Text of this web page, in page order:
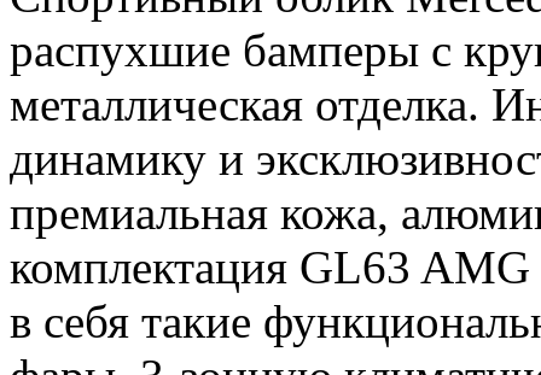
распухшие бамперы с
металлическая отделка.
динамику и
премиальная кожа,
комплектация GL63 AMG
в себя такие